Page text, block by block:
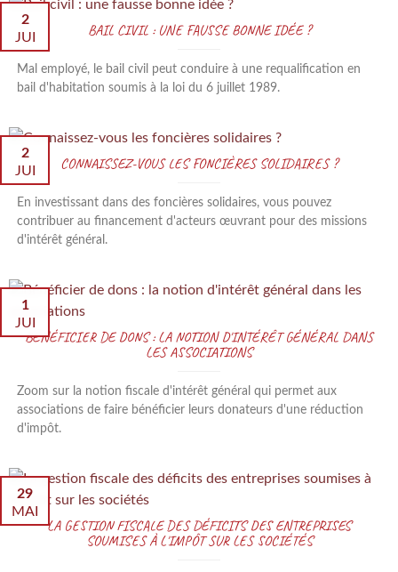
BAIL CIVIL : UNE FAUSSE BONNE IDÉE ?
2
JUI
Mal employé, le bail civil peut conduire à une requalification en
bail d'habitation soumis à la loi du 6 juillet 1989.
CONNAISSEZ-VOUS LES FONCIÈRES SOLIDAIRES ?
2
JUI
En investissant dans des foncières solidaires, vous pouvez
contribuer au financement d'acteurs œuvrant pour des missions
d'intérêt général.
BÉNÉFICIER DE DONS : LA NOTION D'INTÉRÊT GÉNÉRAL DANS
LES ASSOCIATIONS
1
JUI
Zoom sur la notion fiscale d'intérêt général qui permet aux
associations de faire bénéficier leurs donateurs d'une réduction
d'impôt.
LA GESTION FISCALE DES DÉFICITS DES ENTREPRISES
SOUMISES À L'IMPÔT SUR LES SOCIÉTÉS
29
MAI